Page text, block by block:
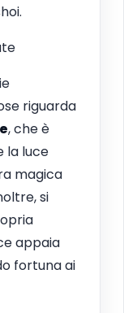
riguarda
, che è
la luce
magica
si
appaia
fortuna ai